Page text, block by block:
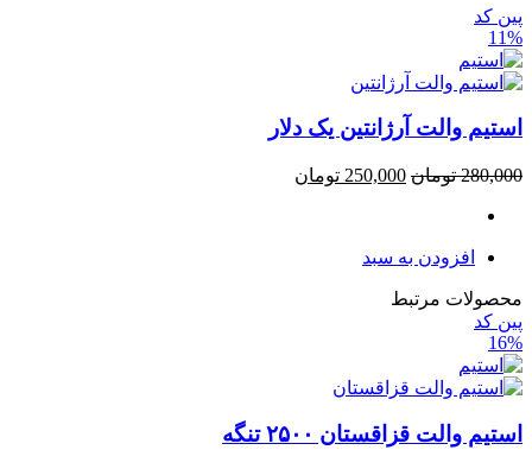
پین کد
11%
استیم والت آرژانتین یک دلار
280,000 تومان 250,000 تومان
افزودن به سبد
محصولات مرتبط
پین کد
16%
استیم والت قزاقستان ۲۵۰۰ تنگه